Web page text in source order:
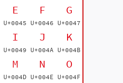
E
U+0045
F
U+0046
G
U+0047
I
U+0049
J
U+004A
K
U+004B
M
U+004D
N
U+004E
O
U+004F